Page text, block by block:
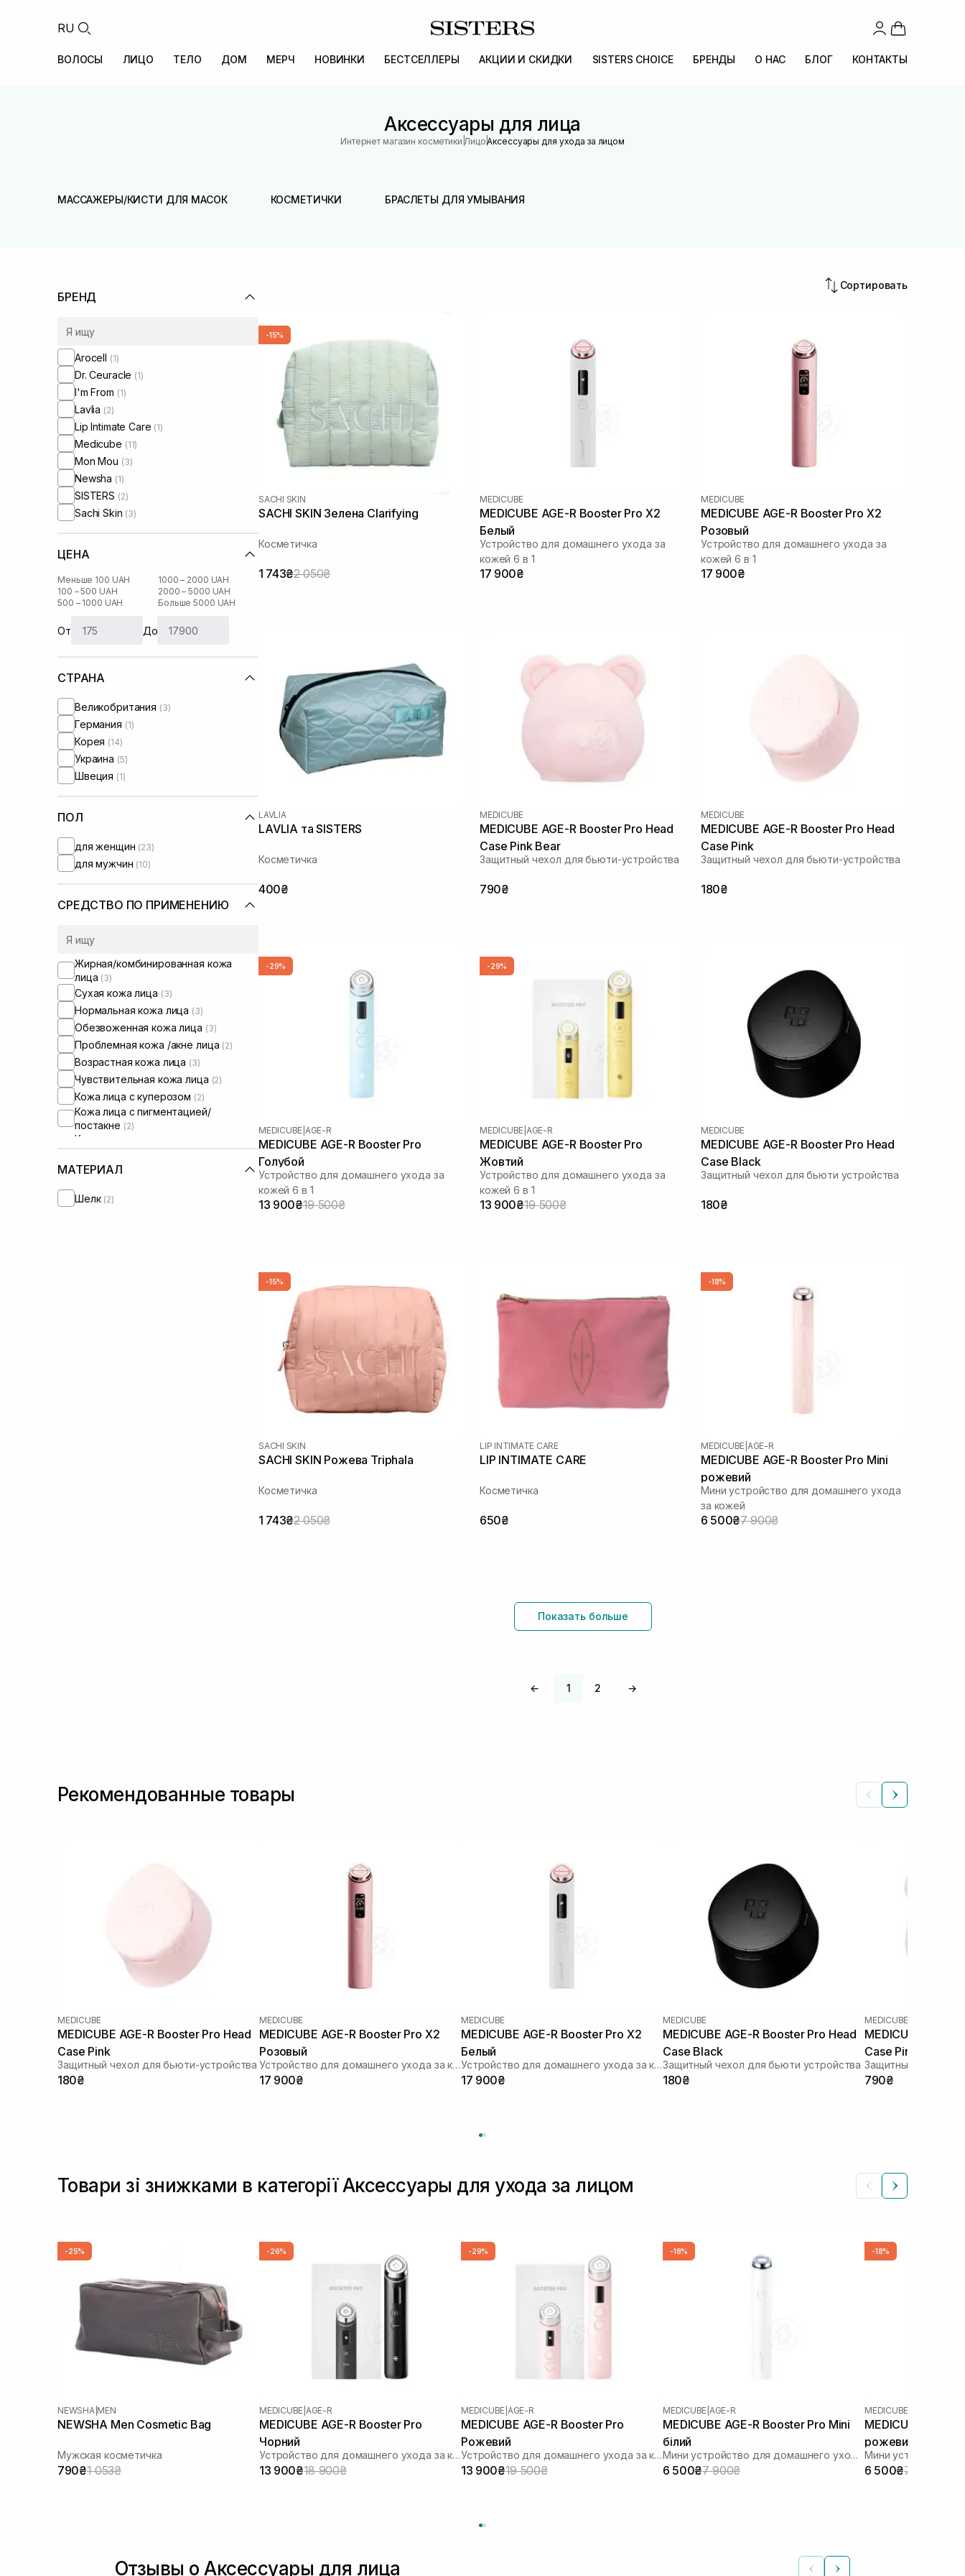
RU
ВОЛОСЫ ЛИЦО ТЕЛО ДОМ МЕРЧ НОВИНКИ БЕСТСЕЛЛЕРЫ АКЦИИ И СКИДКИ SISTERS CHOICE БРЕНДЫ О НАС БЛОГ КОНТАКТЫ
Аксессуары для лица
Интернет магазин косметики Лицо |Аксессуары для ухода за лицом
МАССАЖЕРЫ/КИСТИ ДЛЯ МАСОК КОСМЕТИЧКИ БРАСЛЕТЫ ДЛЯ УМЫВАНИЯ
БРЕНД
Arocell (1)
Dr. Ceuracle (1)
I'm From (1)
Lavlia (2)
Lip Intimate Care (1)
Medicube (11)
Mon Mou (3)
Newsha (1)
SISTERS (2)
Sachi Skin (3)
ЦЕНА
Меньше 100 UAH
100 – 500 UAH
500 – 1000 UAH
1000 – 2000 UAH
2000 – 5000 UAH
Больше 5000 UAH
От До
СТРАНА
Великобритания (3)
Германия (1)
Корея (14)
Украина (5)
Швеция (1)
ПОЛ
для женщин (23)
для мужчин (10)
СРЕДСТВО ПО ПРИМЕНЕНИЮ
Жирная/комбинированная кожа
лица (3)
Сухая кожа лица (3)
Нормальная кожа лица (3)
Обезвоженная кожа лица (3)
Проблемная кожа /акне лица (2)
Возрастная кожа лица (3)
Чувствительная кожа лица (2)
Кожа лица с куперозом (2)
Кожа лица с пигментацией/
постакне (2)
Кожа лица с расширенными порами
Кожа лица с нарушенным
Кожа лица с нарушенным
микробиомом
МАТЕРИАЛ
Шелк (2)
Сортировать
-15%
SACHI SKIN
SACHI SKIN Зелена Clarifying
Косметичка
1 743₴2 050₴
MEDICUBE
MEDICUBE AGE-R Booster Pro X2
Белый
Устройство для домашнего ухода за
кожей 6 в 1
17 900₴
MEDICUBE
MEDICUBE AGE-R Booster Pro X2
Розовый
Устройство для домашнего ухода за
кожей 6 в 1
17 900₴
LAVLIA
LAVLIA та SISTERS
Косметичка
400₴
MEDICUBE
MEDICUBE AGE-R Booster Pro Head
Case Pink Bear
Защитный чехол для бьюти-устройства
790₴
MEDICUBE
MEDICUBE AGE-R Booster Pro Head
Case Pink
Защитный чехол для бьюти-устройства
180₴
-29%
MEDICUBE AGE-R
MEDICUBE AGE-R Booster Pro
Голубой
Устройство для домашнего ухода за
кожей 6 в 1
13 900₴19 500₴
-29%
MEDICUBE AGE-R
MEDICUBE AGE-R Booster Pro
Жовтий
Устройство для домашнего ухода за
кожей 6 в 1
13 900₴19 500₴
MEDICUBE
MEDICUBE AGE-R Booster Pro Head
Case Black
Защитный чехол для бьюти устройства
180₴
-15%
SACHI SKIN
SACHI SKIN Рожева Triphala
Косметичка
1 743₴2 050₴
LIP INTIMATE CARE
LIP INTIMATE CARE
Косметичка
650₴
-18%
MEDICUBE AGE-R
MEDICUBE AGE-R Booster Pro Mini
рожевий
Мини устройство для домашнего ухода
за кожей
6 500₴7 900₴
Показать больше
← 1 2 →
Рекомендованные товары
MEDICUBE
MEDICUBE AGE-R Booster Pro Head
Case Pink
Защитный чехол для бьюти-устройства
180₴
MEDICUBE
MEDICUBE AGE-R Booster Pro X2
Розовый
Устройство для домашнего ухода за кожей 6 в 1
17 900₴
MEDICUBE
MEDICUBE AGE-R Booster Pro X2
Белый
Устройство для домашнего ухода за кожей 6 в 1
17 900₴
MEDICUBE
MEDICUBE AGE-R Booster Pro Head
Case Black
Защитный чехол для бьюти устройства
180₴
MEDICUBE
MEDICUBE AGE-
Case Pink Bear
Защитный чехол
790₴
Товари зі знижками в категорії Аксессуары для ухода за лицом
-25%
NEWSHA| MEN
NEWSHA Men Сosmetic Bag
Мужская косметичка
790₴1 053₴
-26%
MEDICUBE AGE-R
MEDICUBE AGE-R Booster Pro
Чорний
Устройство для домашнего ухода за кожей 6 в 1
13 900₴18 900₴
-29%
MEDICUBE AGE-R
MEDICUBE AGE-R Booster Pro
Рожевий
Устройство для домашнего ухода за кожей 6 в 1
13 900₴19 500₴
-18%
MEDICUBE AGE-R
MEDICUBE AGE-R Booster Pro Mini
білий
Мини устройство для домашнего ухода за кожей
6 500₴7 900₴
-18%
MEDICUBE
MEDICUBE AGE-
рожевий
6 500₴7 900₴
Отзывы о Аксессуары для лица